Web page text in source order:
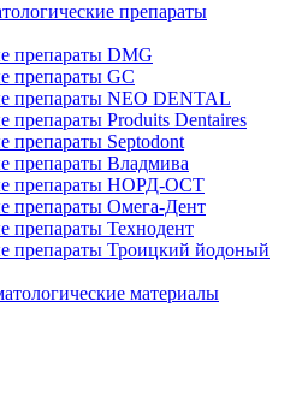
препараты
препараты DMG
препараты GC
препараты NEO DENTAL
препараты Produits Dentaires
препараты Septodont
препараты Владмива
препараты НОРД-ОСТ
препараты Омега-Дент
препараты Технодент
препараты Троицкий йодоный
материалы